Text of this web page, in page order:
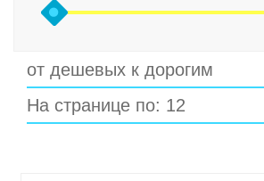
от дешевых к дорогим
На странице по: 12